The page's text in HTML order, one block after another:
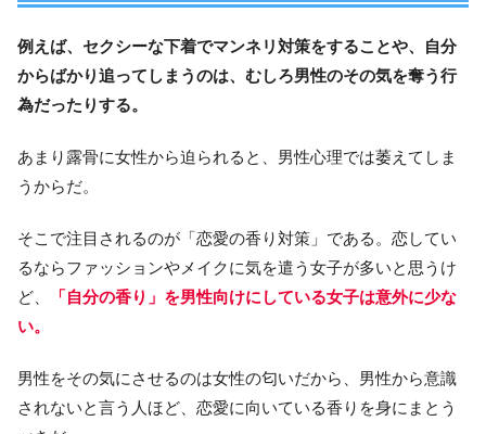
例えば、セクシーな下着でマンネリ対策をすることや、自分
からばかり追ってしまうのは、むしろ男性のその気を奪う行
為だったりする。
あまり露骨に女性から迫られると、男性心理では萎えてしま
うからだ。
そこで注目されるのが「恋愛の香り対策」である。恋してい
るならファッションやメイクに気を遣う女子が多いと思うけ
ど、
「自分の香り」を男性向けにしている女子は意外に少な
い。
男性をその気にさせるのは女性の匂いだから、男性から意識
されないと言う人ほど、恋愛に向いている香りを身にまとう